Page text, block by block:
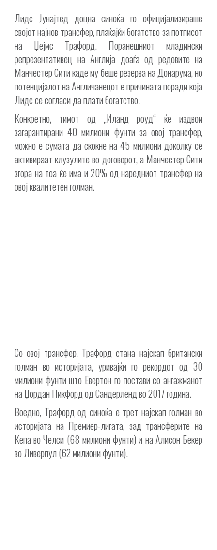
Лидс Јунајтед доцна синоќа го официјализираше
својот најнов трансфер, плаќајќи богатство за потписот
на Џејмс Трафорд. Поранешниот младински
репрезентативец на Англија доаѓа од редовите на
Манчестер Сити каде му беше резерва на Донарума, но
потенцијалот на Англичанецот е причината поради која
Лидс се согласи да плати богатство.
Конкретно, тимот од „Иланд роуд“ ќе издвои
загарантирани 40 милиони фунти за овој трансфер,
можно е сумата да скокне на 45 милиони доколку се
активираат клузулите во договорот, а Манчестер Сити
згора на тоа ќе има и 20% од наредниот трансфер на
овој квалитетен голман.
Со овој трансфер, Трафорд стана најскап британски
голман во историјата, уривајќи го рекордот од 30
милиони фунти што Евертон го постави со ангажманот
на Џордан Пикфорд од Сандерленд во 2017 година.
Воедно, Трафорд од синоќа е трет најскап голман во
историјата на Премиер-лигата, зад трансферите на
Кепа во Челси (68 милиони фунти) и на Алисон Бекер
во Ливерпул (62 милиони фунти).